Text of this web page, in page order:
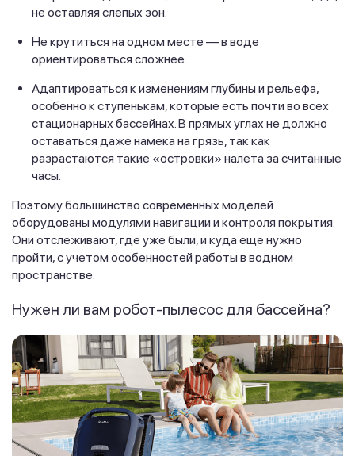
не оставляя слепых зон.
Не крутиться на одном месте — в воде
ориентироваться сложнее.
Адаптироваться к изменениям глубины и рельефа,
особенно к ступенькам, которые есть почти во всех
стационарных бассейнах. В прямых углах не должно
оставаться даже намека на грязь, так как
разрастаются такие «островки» налета за считанные
часы.
Поэтому большинство современных моделей
оборудованы модулями навигации и контроля покрытия.
Они отслеживают, где уже были, и куда еще нужно
пройти, с учетом особенностей работы в водном
пространстве.
Нужен ли вам робот-пылесос для бассейна?